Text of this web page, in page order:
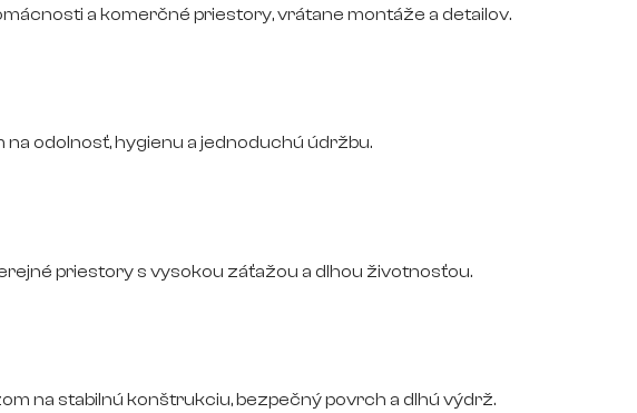
a komerčné priestory, vrátane montáže a detailov.
odolnosť, hygienu a jednoduchú údržbu.
priestory s vysokou záťažou a dlhou životnosťou.
na stabilnú konštrukciu, bezpečný povrch a dlhú výdrž.